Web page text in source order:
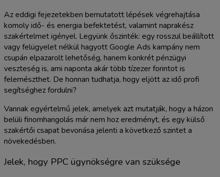
Az eddigi fejezetekben bemutatott lépések végrehajtása
komoly idő- és energia befektetést, valamint naprakész
szakértelmet igényel. Legyünk őszinték: egy rosszul beállított
vagy felügyelet nélkül hagyott Google Ads kampány nem
csupán elpazarolt lehetőség, hanem konkrét pénzügyi
veszteség is, ami naponta akár több tízezer forintot is
felemészthet. De honnan tudhatja, hogy eljött az idő profi
segítséghez fordulni?
Vannak egyértelmű jelek, amelyek azt mutatják, hogy a házon
belüli finomhangolás már nem hoz eredményt, és egy külső
szakértői csapat bevonása jelenti a következő szintet a
növekedésben.
Jelek, hogy PPC ügynökségre van szüksége